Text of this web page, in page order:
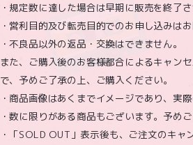
・規定数に達した場合は早期に販売を終了
・営利目的及び転売目的でのお申し込みは
・不良品以外の返品・交換はできません。
また、ご購入後のお客様都合によるキャン
で、予めご了承の上、ご購入ください。
・商品画像はあくまでイメージであり、実
・数に限りがある商品もございます。予めご
・「SOLD OUT」表示後も、ご注文のキ